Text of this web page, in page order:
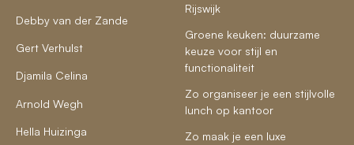
Debby van der Zande
Gert Verhulst
Djamila Celina
Arnold Wegh
Hella Huizinga
Rijswijk
Groene keuken: duurzame
keuze voor stijl en
functionaliteit
Zo organiseer je een stijlvolle
lunch op kantoor
Zo maak je een luxe